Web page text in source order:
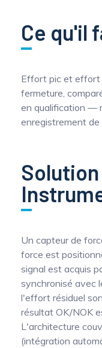
Ce qu'il
Effort pic et effort
fermeture,
en qualification —
enregistrement
Solution
Un capteur de
force est
signal est acquis
synchronisé avec
l'effort résiduel
résultat OK/NOK
L'architecture
(intégration
fil